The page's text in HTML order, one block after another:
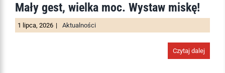
Mały gest, wielka moc. Wystaw miskę!
1 lipca, 2026 | Aktualności
Czytaj dalej